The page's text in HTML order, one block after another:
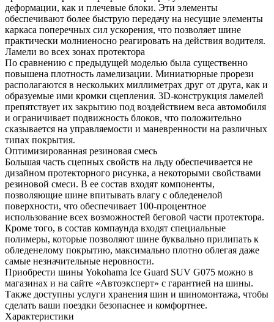
деформации, как и плечевые блоки. Эти элементы
обеспечивают более быструю передачу на несущие элементы
каркаса поперечных сил ускорения, что позволяет шине
практически молниеносно реагировать на действия водителя.
Ламели во всех зонах протектора
По сравнению с предыдущей моделью была существенно
повышена плотность ламелизации. Миниатюрные прорези
располагаются в нескольких миллиметрах друг от друга, как и
образуемые ими кромки сцепления. 3D-конструкция ламелей
препятствует их закрытию под воздействием веса автомобиля
и ограничивает подвижность блоков, что положительно
сказывается на управляемости и маневренности на различных
типах покрытия.
Оптимизированная резиновая смесь
Большая часть сцепных свойств на льду обеспечивается не
дизайном протекторного рисунка, а некоторыми свойствами
резиновой смеси. В ее состав входят компоненты,
позволяющие шине впитывать влагу с обледенелой
поверхности, что обеспечивает 100-процентное
использование всех возможностей беговой части протектора.
Кроме того, в состав компаунда входят специальные
полимеры, которые позволяют шине буквально прилипать к
обледенелому покрытию, максимально плотно облегая даже
самые незначительные неровности.
Приобрести шины Yokohama Ice Guard SUV G075 можно в
магазинах и на сайте «Автоэксперт» с гарантией на шины.
Также доступны услуги хранения шин и шиномонтажа, чтобы
сделать ваши поездки безопаснее и комфортнее.
Характеристики